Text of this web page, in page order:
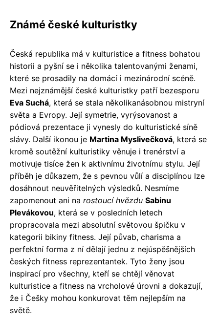
Známé české kulturistky
Česká republika má v kulturistice a fitness bohatou
historii a pyšní se i několika talentovanými ženami,
které se prosadily na domácí i mezinárodní scéně.
Mezi nejznámější české kulturistky patří bezesporu
Eva Suchá, která se stala několikanásobnou mistryní
světa a Evropy. Její symetrie, vyrýsovanost a
pódiová prezentace ji vynesly do kulturistické síně
slávy. Další ikonou je Martina Myslivečková, která se
kromě soutěžní kulturistiky věnuje i trenérství a
motivuje tisíce žen k aktivnímu životnímu stylu. Její
příběh je důkazem, že s pevnou vůlí a disciplínou lze
dosáhnout neuvěřitelných výsledků. Nesmíme
zapomenout ani na rostoucí hvězdu Sabinu
Plevákovou, která se v posledních letech
propracovala mezi absolutní světovou špičku v
kategorii bikiny fitness. Její půvab, charisma a
perfektní forma z ní dělají jednu z nejúspěšnějších
českých fitness reprezentantek. Tyto ženy jsou
inspirací pro všechny, kteří se chtějí věnovat
kulturistice a fitness na vrcholové úrovni a dokazují,
že i Češky mohou konkurovat těm nejlepším na
světě.